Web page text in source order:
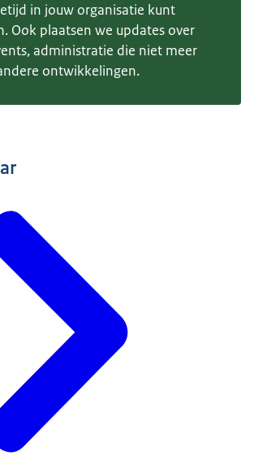
in jouw organisatie kunt
Ook plaatsen we updates over
administratie die niet meer
ontwikkelingen.